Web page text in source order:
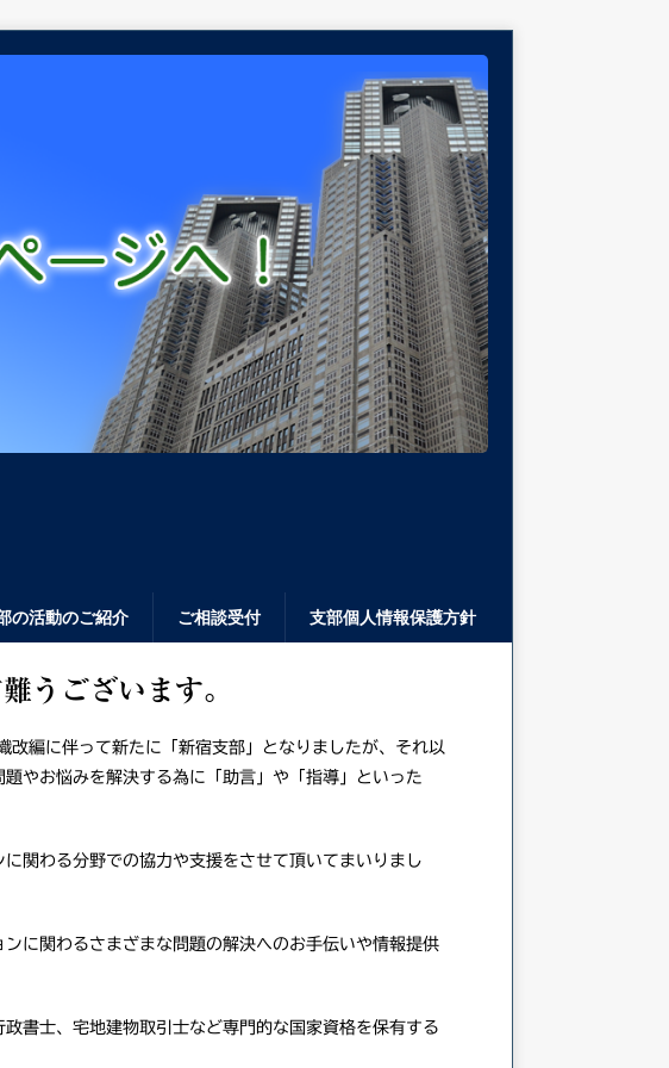
の活動のご紹介 ご相談受付 支部個人情報保護方針
うございます。
編に伴って新たに「新宿支部」となりましたが、それ以
やお悩みを解決する為に「助言」や「指導」といった
関わる分野での協力や支援をさせて頂いてまいりまし
に関わるさまざまな問題の解決へのお手伝いや情報提供
書士、宅地建物取引士など専門的な国家資格を保有する